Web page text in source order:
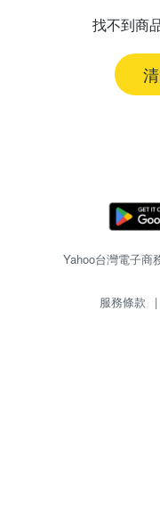
找不到商
Yahoo台灣電子商
服務條款 |